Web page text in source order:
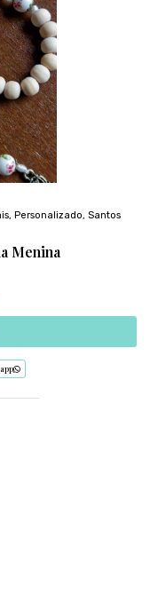
, Personalizado, Santos
Menina